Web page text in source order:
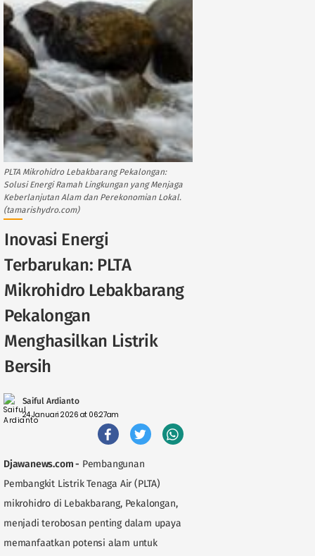
PLTA Mikrohidro Lebakbarang Pekalongan:
Solusi Energi Ramah Lingkungan yang Menjaga
Keberlanjutan Alam dan Perekonomian Lokal.
(tamarishydro.com)
Inovasi Energi
Terbarukan: PLTA
Mikrohidro Lebakbarang
Pekalongan
Menghasilkan Listrik
Bersih
Saiful Ardianto
24 Januari 2026 at 06:27am
Djawanews.com - Pembangunan
Pembangkit Listrik Tenaga Air (PLTA)
mikrohidro di Lebakbarang, Pekalongan,
menjadi terobosan penting dalam upaya
memanfaatkan potensi alam untuk